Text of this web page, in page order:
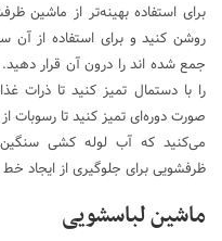
برای استفاده بهینه‌تر از ماشین
روشن کنید و برای استفاده از
جمع شده اند را درون آن قرار
را با دستمال تمیز کنید تا ذرات
صورت دوره‌ای تمیز کنید تا رسوبات
می‌کنید که آب لوله کشی
ظرفشویی برای جلوگیری از ایجاد
ماشین لباسشویی